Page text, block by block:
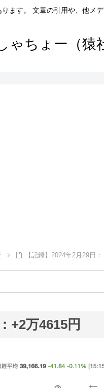
ます。 文章の引用や、他メ
ゃちょー（猿
【記録】2024年2月29日
+2万4615円